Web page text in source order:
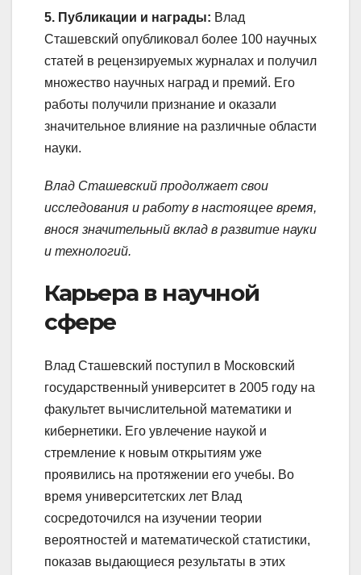
5. Публикации и награды: Влад
Сташевский опубликовал более 100 научных
статей в рецензируемых журналах и получил
множество научных наград и премий. Его
работы получили признание и оказали
значительное влияние на различные области
науки.
Влад Сташевский продолжает свои
исследования и работу в настоящее время,
внося значительный вклад в развитие науки
и технологий.
Карьера в научной
сфере
Влад Сташевский поступил в Московский
государственный университет в 2005 году на
факультет вычислительной математики и
кибернетики. Его увлечение наукой и
стремление к новым открытиям уже
проявились на протяжении его учебы. Во
время университетских лет Влад
сосредоточился на изучении теории
вероятностей и математической статистики,
показав выдающиеся результаты в этих